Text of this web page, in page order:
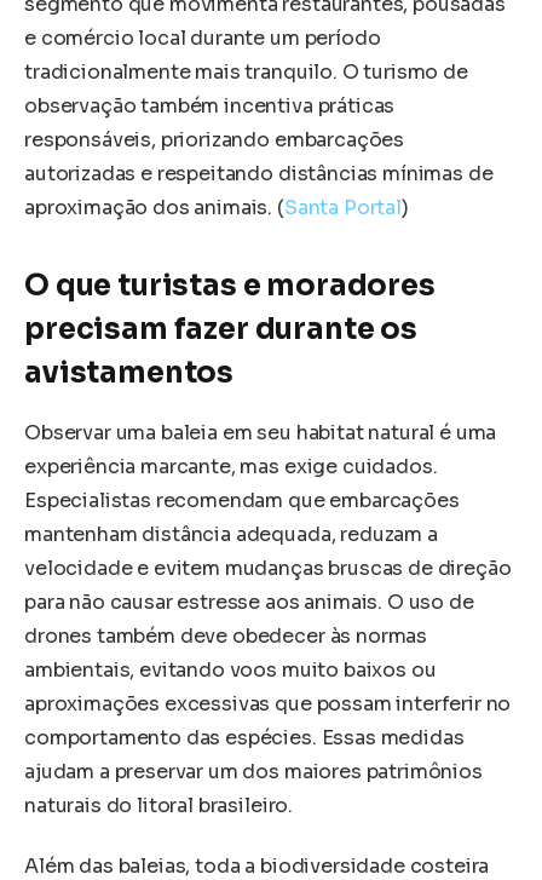
e comércio local durante um período
tradicionalmente mais tranquilo. O turismo de
observação também incentiva práticas
responsáveis, priorizando embarcações
autorizadas e respeitando distâncias mínimas de
aproximação dos animais. (Santa Portal)
O que turistas e moradores
precisam fazer durante os
avistamentos
Observar uma baleia em seu habitat natural é uma
experiência marcante, mas exige cuidados.
Especialistas recomendam que embarcações
mantenham distância adequada, reduzam a
velocidade e evitem mudanças bruscas de direção
para não causar estresse aos animais. O uso de
drones também deve obedecer às normas
ambientais, evitando voos muito baixos ou
aproximações excessivas que possam interferir no
comportamento das espécies. Essas medidas
ajudam a preservar um dos maiores patrimônios
naturais do litoral brasileiro.
Além das baleias, toda a biodiversidade costeira